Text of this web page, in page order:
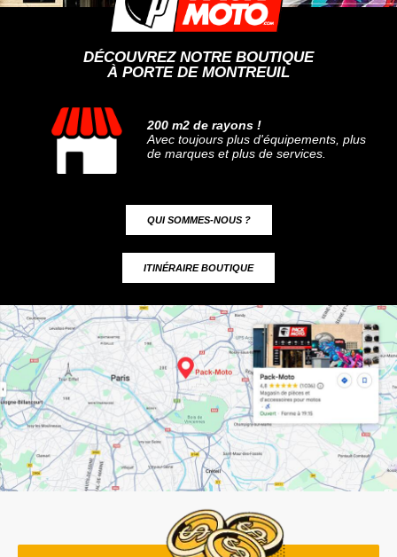
DÉCOUVREZ NOTRE BOUTIQUE
À PORTE DE MONTREUIL
200 m2 de rayons !
Avec toujours plus d'équipements, plus
de marques et plus de services.
QUI SOMMES-NOUS ?
ITINÉRAIRE BOUTIQUE